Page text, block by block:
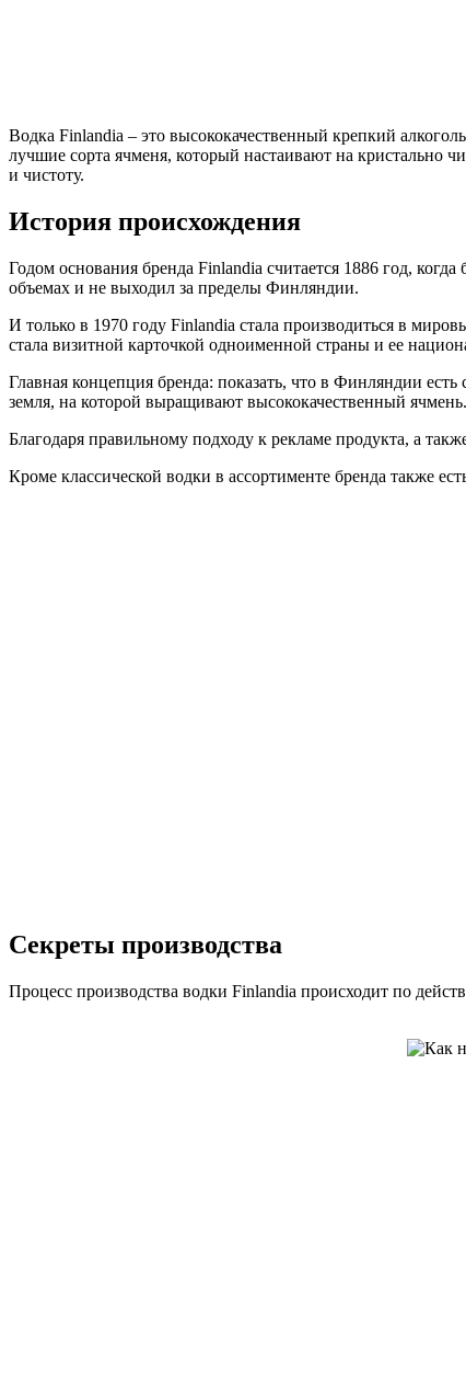
Водка Finlandia – это высококачественный крепкий
лучшие сорта ячменя, который настаивают на кристально
и чистоту.
История происхождения
Годом основания бренда Finlandia считается 1886 год,
объемах и не выходил за пределы Финляндии.
И только в 1970 году Finlandia стала производиться в
стала визитной карточкой одноименной страны и ее
Главная концепция бренда: показать, что в Финляндии
земля, на которой выращивают высококачественный ячмень.
Благодаря правильному подходу к рекламе продукта, а
Кроме классической водки в ассортименте бренда также
Секреты производства
Процесс производства водки Finlandia происходит по